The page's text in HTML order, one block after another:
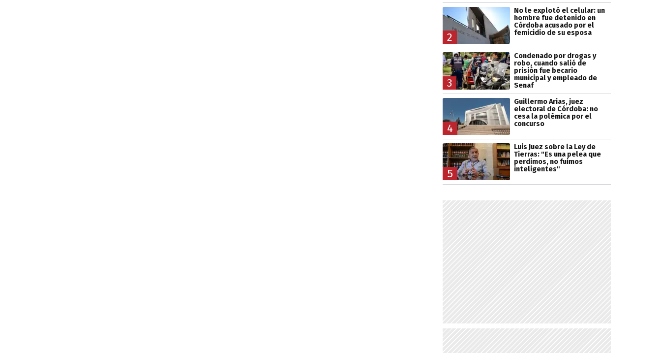
2
No le explotó el celular: un
hombre fue detenido en
Córdoba acusado por el
femicidio de su esposa
3
Condenado por drogas y
robo, cuando salió de
prisión fue becario
municipal y empleado de
Senaf
4
Guillermo Arias, juez
electoral de Córdoba: no
cesa la polémica por el
concurso
5
Luis Juez sobre la Ley de
Tierras: "Es una pelea que
perdimos, no fuimos
inteligentes"